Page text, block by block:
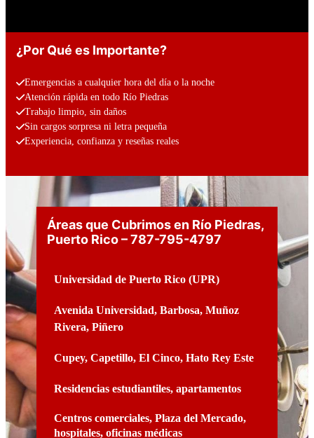
¿Por Qué es Importante?
Emergencias a cualquier hora del día o la noche
Atención rápida en todo Río Piedras
Trabajo limpio, sin daños
Sin cargos sorpresa ni letra pequeña
Experiencia, confianza y reseñas reales
Áreas que Cubrimos en Río Piedras,
Puerto Rico– 787-795-4797
Universidad de Puerto Rico (UPR)
Avenida Universidad, Barbosa, Muñoz
Rivera, Piñero
Cupey, Capetillo, El Cinco, Hato Rey Este
Residencias estudiantiles, apartamentos
Centros comerciales, Plaza del Mercado,
hospitales, oficinas médicas